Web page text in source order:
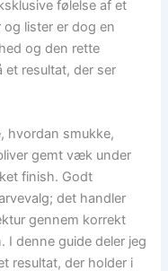
følelse af et
lister er dog en
og den rette
resultat, der ser
hvordan smukke,
gemt væk under
finish. Godt
det handler
gennem korrekt
denne guide deler jeg
resultat, der holder i